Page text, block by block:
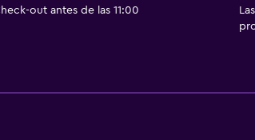
out antes de las 11:00